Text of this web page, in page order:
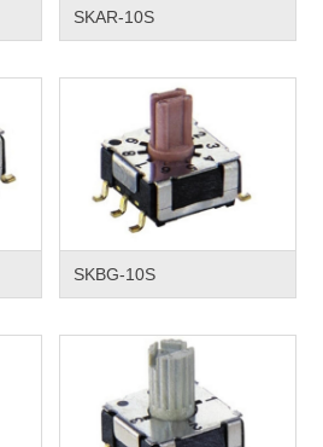
SKAR-10S
SKBG-10S